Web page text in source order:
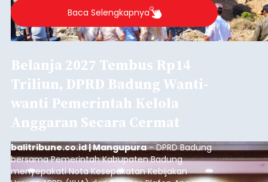
Submitted by Thu, 08/06/2026 - 20:27
Baca Selengkapnya
Iklan